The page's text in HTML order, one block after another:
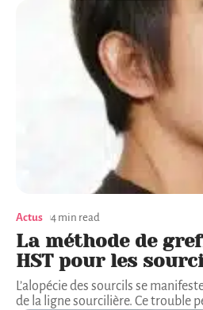
Actus 4 min read
La méthode de
HST pour les
L’alopécie des sourcils se
de la ligne sourcilière. Ce trouble